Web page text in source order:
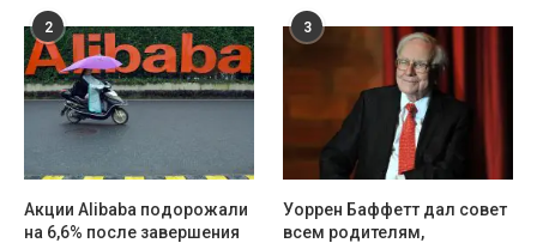
2
Акции Alibaba подорожали
на 6,6% после завершения
3
Уоррен Баффетт дал совет
всем родителям,